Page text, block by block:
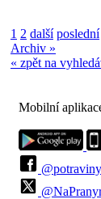
1 2 další poslední
Archiv »
« zpět na
Mobilní